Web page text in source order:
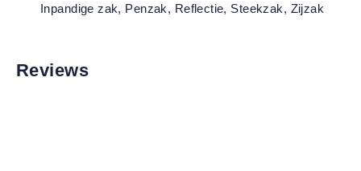
Inpandige zak, Penzak, Reflectie, Steekzak, Zijzak
Reviews